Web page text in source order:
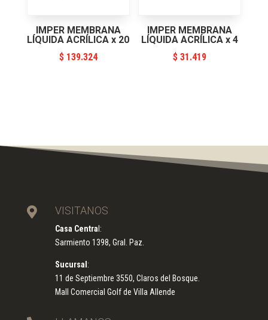
IMPER MEMBRANA
LÍQUIDA ACRÍLICA x 20
$139.324
IMPER MEMBRANA
LÍQUIDA ACRÍLICA x 4
$ 31.419
 VISITANOS
Casa Centra l:
Sarmiento 1398, Gral. Paz.
Sucursal :
11 de Septiembre 3550, Claros del Bosque.
Mall Comercial Golf de Villa Allende